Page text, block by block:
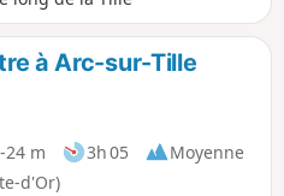
à Arc-sur-Tille
-24 m 3h 05
Moyenne
d'Or)